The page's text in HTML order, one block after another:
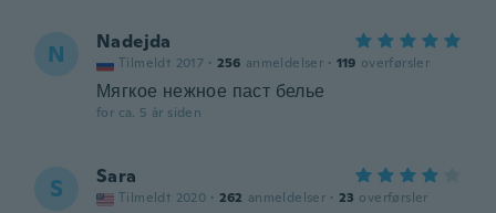
N Nadejda
Tilmeldt 2017 · 256 anmeldelser · 119 overførsler
Мягкое нежное паст белье
for ca. 5 år siden
S Sara
Tilmeldt 2020 · 262 anmeldelser · 23 overførsler